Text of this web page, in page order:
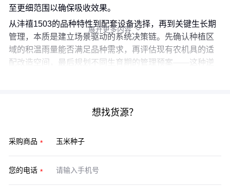
至更细范围以确保吸收效果。
从沣禧1503的品种特性到配套设备选择，再到关键生长期
管理，本质是建立场景驱动的系统决策链。先确认种植区
域的积温雨量能否满足品种需求，再评估现有农机具的适
配改造空间，最后规划不同生育期的管理预案——这种逆
展开更多内容 
想找货源？
采购商品
您的电话